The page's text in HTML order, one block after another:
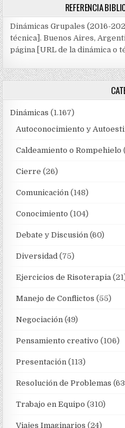
REFERENCIA
Dinámicas Grupales (2016-
técnica]. Buenos Aires,
página [URL de la dinámica o
Dinámicas (1.167)
Autoconocimiento y
Caldeamiento o Rompehielo
Cierre (26)
Comunicación (148)
Conocimiento (104)
Debate y Discusión (60)
Diversidad (75)
Ejercicios de Risoterapia
Manejo de Conflictos (55)
Negociación (49)
Pensamiento creativo (106)
Presentación (113)
Resolución de Problemas
Trabajo en Equipo (310)
Viajes Imaginarios (24)